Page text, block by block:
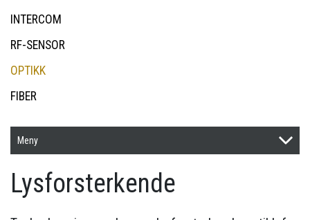
INTERCOM
RF-SENSOR
OPTIKK
FIBER
Meny
Lysforsterkende